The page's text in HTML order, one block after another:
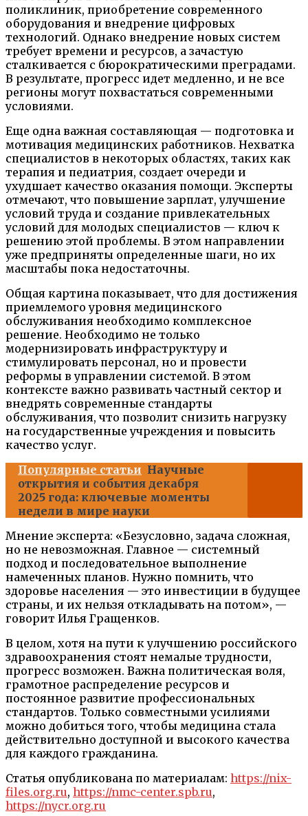
поликлиник, приобретение современного
оборудования и внедрение цифровых
технологий. Однако внедрение новых систем
требует времени и ресурсов, а зачастую
сталкивается с бюрократическими преградами.
В результате, прогресс идет медленно, и не все
регионы могут похвастаться современными
условиями.
Еще одна важная составляющая — подготовка и
мотивация медицинских работников. Нехватка
специалистов в некоторых областях, таких как
терапия и педиатрия, создает очереди и
ухудшает качество оказания помощи. Эксперты
отмечают, что повышение зарплат, улучшение
условий труда и создание привлекательных
условий для молодых специалистов — ключ к
решению этой проблемы. В этом направлении
уже предприняты определенные шаги, но их
масштабы пока недостаточны.
Общая картина показывает, что для достижения
приемлемого уровня медицинского
обслуживания необходимо комплексное
решение. Необходимо не только
модернизировать инфраструктуру и
стимулировать персонал, но и провести
реформы в управлении системой. В этом
контексте важно развивать частный сектор и
внедрять современные стандарты
обслуживания, что позволит снизить нагрузку
на государственные учреждения и повысить
качество услуг.
Популярные статьи Научные
открытия и события декабря
2025 года: ключевые моменты
недели в мире науки
Мнение эксперта: «Безусловно, задача сложная,
но не невозможная. Главное — системный
подход и последовательное выполнение
намеченных планов. Нужно помнить, что
здоровье населения — это инвестиции в будущее
страны, и их нельзя откладывать на потом», —
говорит Илья Гращенков.
В целом, хотя на пути к улучшению российского
здравоохранения стоят немалые трудности,
прогресс возможен. Важна политическая воля,
грамотное распределение ресурсов и
постоянное развитие профессиональных
стандартов. Только совместными усилиями
можно добиться того, чтобы медицина стала
действительно доступной и высокого качества
для каждого гражданина.
Статья опубликована по материалам: https://nix-
files.org.ru, https://nmc-center.spb.ru,
https://nycr.org.ru